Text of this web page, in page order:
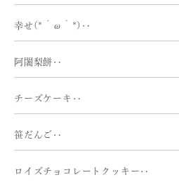
幸せ(*´ω｀*)‥
阿闍梨餅‥
チーズケーキ‥
笹だんご‥
ロイズチョコレートクッキー‥